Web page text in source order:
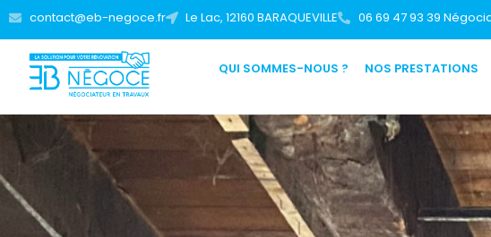
contact@eb-negoce.fr Le Lac, 12160 BARAQUEVILLE 06 69 47 93 39
QUI SOMMES-NOUS ? NOS PRESTATIONS